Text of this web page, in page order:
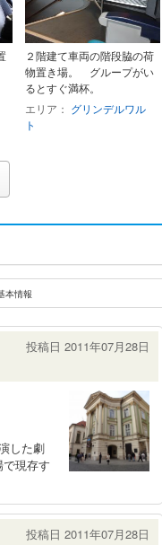
２階建て車両の階段脇の荷
物置き場。 グループがい
るとすぐ満杯。
エリア： グリンデルワル
ト
本情報
投稿日 2011年07月28日
した劇
現存す
投稿日 2011年07月28日